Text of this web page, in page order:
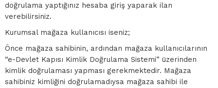
doğrulama yaptığınız hesaba giriş yaparak ilan
verebilirsiniz.
Kurumsal mağaza kullanıcısı iseniz;
Önce mağaza sahibinin, ardından mağaza kullanıcılarının
“e-Devlet Kapısı Kimlik Doğrulama Sistemi” üzerinden
kimlik doğrulaması yapması gerekmektedir. Mağaza
sahibiniz kimliğini doğrulamadıysa mağaza sahibi ile